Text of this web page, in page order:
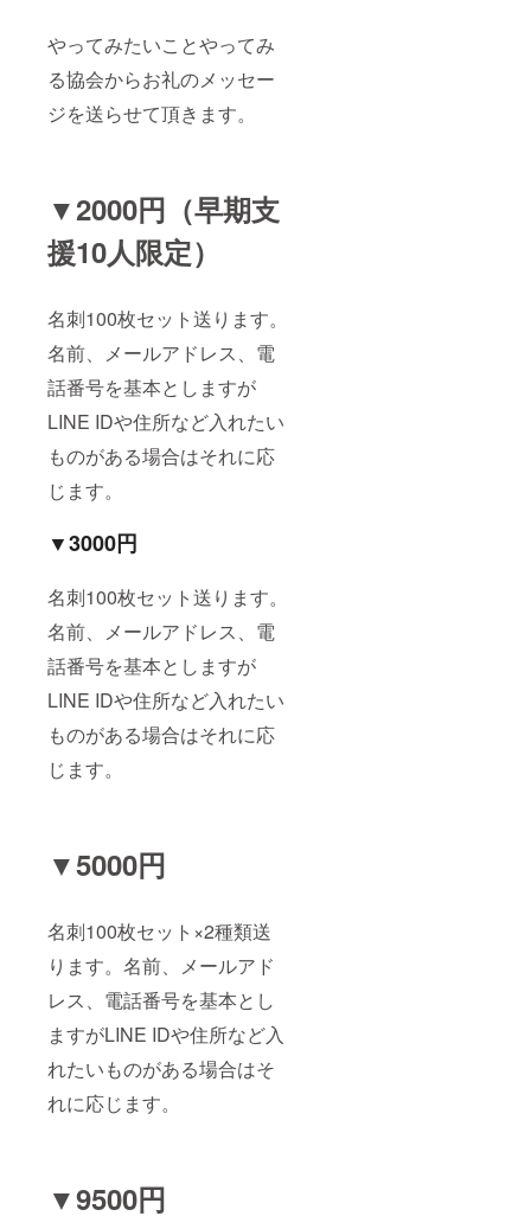
やってみたいことやってみ
る協会からお礼のメッセー
ジを送らせて頂きます。
▼2000円（早期支
援10人限定）
名刺100枚セット送ります。
名前、メールアドレス、電
話番号を基本としますが
LINE IDや住所など入れたい
ものがある場合はそれに応
じます。
▼3000円
名刺100枚セット送ります。
名前、メールアドレス、電
話番号を基本としますが
LINE IDや住所など入れたい
ものがある場合はそれに応
じます。
▼5000円
名刺100枚セット×2種類送
ります。名前、メールアド
レス、電話番号を基本とし
ますがLINE IDや住所など入
れたいものがある場合はそ
れに応じます。
▼9500円